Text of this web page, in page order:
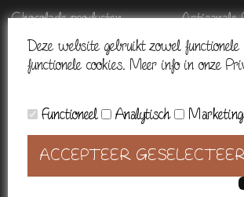
Chocolade producten
Chocolade geschenken
Kerstmis & nieuwjaar
Artisanale
Sinterklaas
Halloween
© 2026. Alle rechten voorbehouden -
CCV Shop
Deze website gebruikt zowel
functionele cookies. Meer info in onze
Functioneel Analytisch Marketing
ACCEPTEER